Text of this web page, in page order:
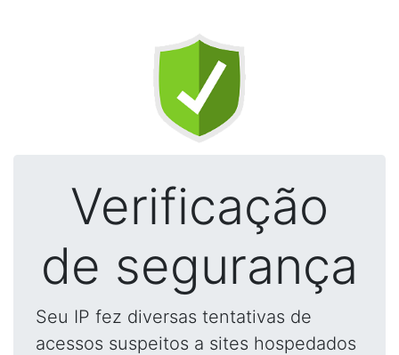
Verificação
de segurança
Seu IP fez diversas tentativas de
acessos suspeitos a sites hospedados